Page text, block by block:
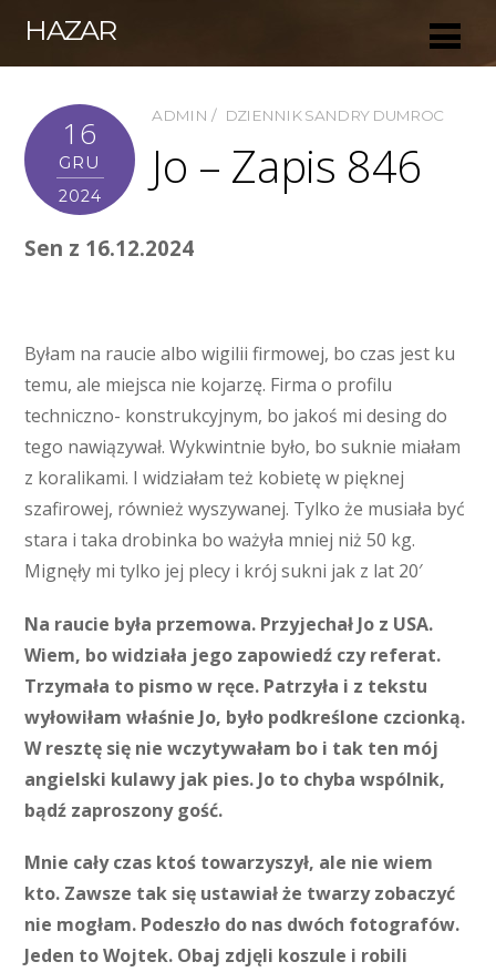
HAZAR
16
GRU
2024
ADMIN DZIENNIK SANDRY DUMROC
Jo – Zapis 846
Sen z 16.12.2024
Byłam na raucie albo wigilii firmowej, bo czas jest ku
temu, ale miejsca nie kojarzę. Firma o profilu
techniczno- konstrukcyjnym, bo jakoś mi desing do
tego nawiązywał. Wykwintnie było, bo suknie miałam
z koralikami. I widziałam też kobietę w pięknej
szafirowej, również wyszywanej. Tylko że musiała być
stara i taka drobinka bo ważyła mniej niż 50 kg.
Mignęły mi tylko jej plecy i krój sukni jak z lat 20′
Na raucie była przemowa. Przyjechał Jo z USA.
Wiem, bo widziała jego zapowiedź czy referat.
Trzymała to pismo w ręce. Patrzyła i z tekstu
wyłowiłam właśnie Jo, było podkreślone czcionką.
W resztę się nie wczytywałam bo i tak ten mój
angielski kulawy jak pies. Jo to chyba wspólnik,
bądź zaproszony gość.
Mnie cały czas ktoś towarzyszył, ale nie wiem
kto. Zawsze tak się ustawiał że twarzy zobaczyć
nie mogłam. Podeszło do nas dwóch fotografów.
Jeden to Wojtek. Obaj zdjęli koszule i robili